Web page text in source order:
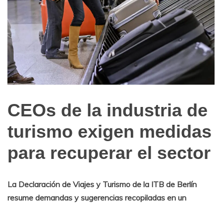
Internacionales
CEOs de la industria de
turismo exigen medidas
para recuperar el sector
La Declaración de Viajes y Turismo de la ITB de Berlín
resume demandas y sugerencias recopiladas en un